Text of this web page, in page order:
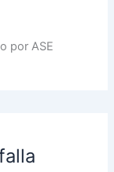
por ASE